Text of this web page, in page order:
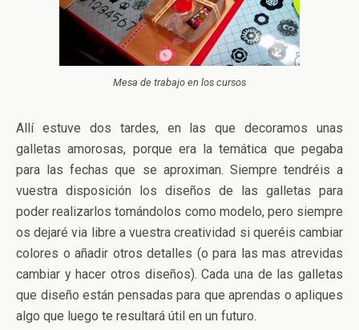
Mesa de trabajo en los cursos
Allí estuve dos tardes, en las que decoramos unas
galletas amorosas, porque era la temática que pegaba
para las fechas que se aproximan. Siempre tendréis a
vuestra disposición los diseños de las galletas para
poder realizarlos tomándolos como modelo, pero siempre
os dejaré via libre a vuestra creatividad si queréis cambiar
colores o añadir otros detalles (o para las mas atrevidas
cambiar y hacer otros diseños). Cada una de las galletas
que diseño están pensadas para que aprendas o apliques
algo que luego te resultará útil en un futuro.